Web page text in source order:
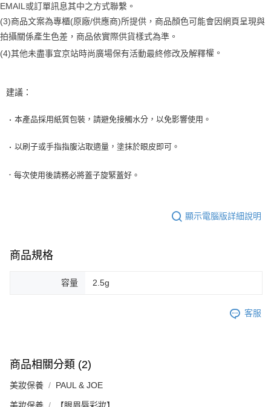
１．透過由恩沛科技股份有限公司提供之「AFTEE先享後付」服務完成之交
易，需依本服務之必要範圍內提供個人資料，並將交易相關給付款項請求債
權轉讓予恩沛科技股份有限公司。
２．關於個人資料處理事宜，請瀏覽以下網址：
https://aftee.tw/terms/#terms3
４．使用「AFTEE先享後付」時，將依據個別帳號之用戶狀況，依本公司即
請求用戶進行身份認證。
EMAIL或訂單訊息其中之方式聯繫。
(3)商品文案為專櫃(原廠/供應商)所提供，商品顏色可能會因網頁呈現與
拍攝關係產生色差，商品依實際供貨樣式為準。
(4)其他未盡事宜京站時尚廣場保有活動最終修改及解釋權。
建議：
． 本產品採用紙質包裝，請避免接觸水分，以免影響使用。
． 以刷子或手指指腹沾取適量，塗抹於眼皮即可。
．每次使用後請務必將蓋子旋緊蓋好。
顯示電腦版詳細說明
商品規格
容量 2.5g
客服
商品相關分類 (2)
美妝保養 PAUL & JOE